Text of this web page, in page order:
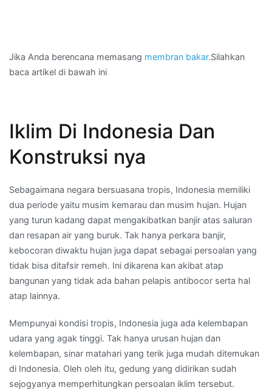
Jika Anda berencana memasang membran bakar.Silahkan
baca artikel di bawah ini
Iklim Di Indonesia Dan
Konstruksi nya
Sebagaimana negara bersuasana tropis, Indonesia memiliki
dua periode yaitu musim kemarau dan musim hujan. Hujan
yang turun kadang dapat mengakibatkan banjir atas saluran
dan resapan air yang buruk. Tak hanya perkara banjir,
kebocoran diwaktu hujan juga dapat sebagai persoalan yang
tidak bisa ditafsir remeh. Ini dikarena kan akibat atap
bangunan yang tidak ada bahan pelapis antibocor serta hal
atap lainnya.
Mempunyai kondisi tropis, Indonesia juga ada kelembapan
udara yang agak tinggi. Tak hanya urusan hujan dan
kelembapan, sinar matahari yang terik juga mudah ditemukan
di Indonesia. Oleh oleh itu, gedung yang didirikan sudah
sejogyanya memperhitungkan persoalan iklim tersebut.